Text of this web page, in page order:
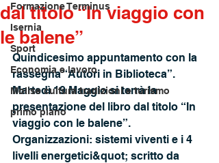
Formazione Terminus
Isernia
Sport
Economia e lavoro
Molise cultura tradizioni e turismo
primo piano
dal titolo “In viaggio con
le balene”
Quindicesimo appuntamento con la
rassegna “Autori in Biblioteca”.
Martedì 19 Maggio si terrà la
presentazione del libro dal titolo “In
viaggio con le balene”.
Organizzazioni: sistemi viventi e i 4
livelli energetici&quot; scritto da